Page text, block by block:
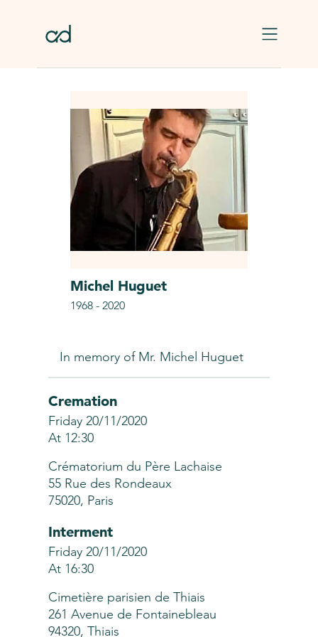
Michel Huguet
1968 - 2020
In memory of Mr. Michel Huguet
Cremation
Friday 20/11/2020
At 12:30
Crématorium du Père Lachaise
55 Rue des Rondeaux
75020, Paris
Interment
Friday 20/11/2020
At 16:30
Cimetière parisien de Thiais
261 Avenue de Fontainebleau
94320, Thiais